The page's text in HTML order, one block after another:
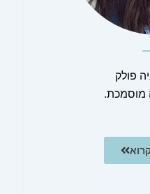
פולק
מוסמכת.